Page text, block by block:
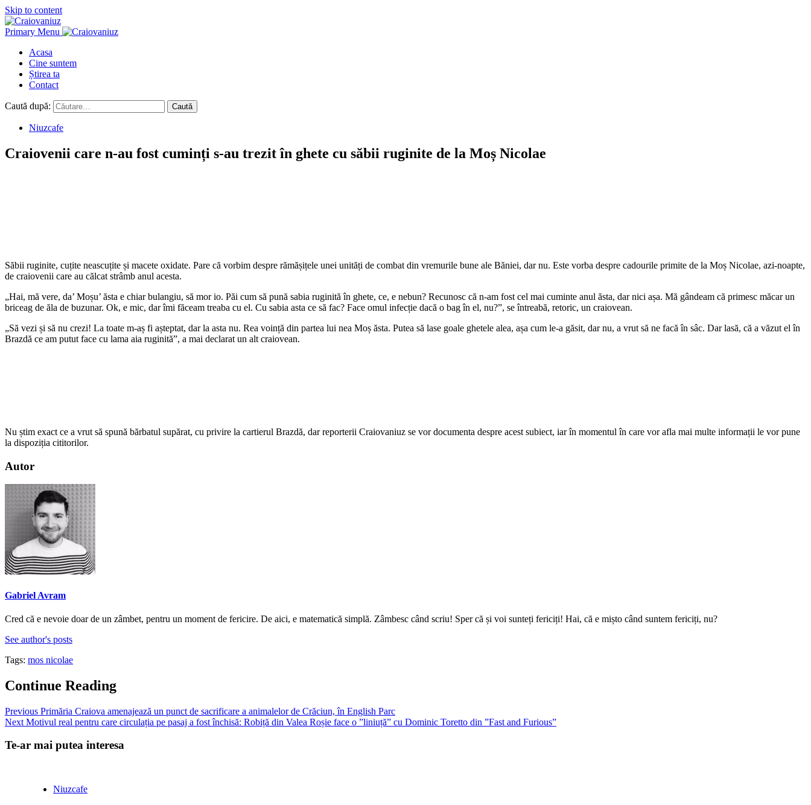
Skip to content
Primary Menu
Acasa
Cine suntem
Știrea ta
Contact
Caută după:
Niuzcafe
Craiovenii care n-au fost cuminți s-au trezit în ghete cu săbii ruginite de la Moș Nicolae
Săbii ruginite, cuțite neascuțite și macete oxidate. Pare că vorbim despre rămășițele unei unități de combat din vremurile bune ale Băniei, dar nu. Este vorba despre cadourile primite de la Moș Nicolae, azi-noapte,
de craiovenii care au călcat strâmb anul acesta.
„Hai, mă vere, da’ Moșu’ ăsta e chiar bulangiu, să mor io. Păi cum să pună sabia ruginită în ghete, ce, e nebun? Recunosc că n-am fost cel mai cuminte anul ăsta, dar nici așa. Mă gândeam că primesc măcar un
briceag de ăla de buzunar. Ok, e mic, dar îmi făceam treaba cu el. Cu sabia asta ce să fac? Face omul infecție dacă o bag în el, nu?”, se întreabă, retoric, un craiovean.
„Să vezi și să nu crezi! La toate m-aș fi așteptat, dar la asta nu. Rea voință din partea lui nea Moș ăsta. Putea să lase goale ghetele alea, așa cum le-a găsit, dar nu, a vrut să ne facă în sâc. Dar lasă, că a văzut el în
Brazdă ce am putut face cu lama aia ruginită”, a mai declarat un alt craiovean.
Nu știm exact ce a vrut să spună bărbatul supărat, cu privire la cartierul Brazdă, dar reporterii Craiovaniuz se vor documenta despre acest subiect, iar în momentul în care vor afla mai multe informații le vor pune
la dispoziția cititorilor.
Autor
Gabriel Avram
Cred că e nevoie doar de un zâmbet, pentru un moment de fericire. De aici, e matematică simplă. Zâmbesc când scriu! Sper că și voi sunteți fericiți! Hai, că e mișto când suntem fericiți, nu?
See author's posts
Tags: mos nicolae
Continue Reading
Previous Primăria Craiova amenajează un punct de sacrificare a animalelor de Crăciun, în English Parc
Next Motivul real pentru care circulația pe pasaj a fost închisă: Robiță din Valea Roșie face o ”liniuță” cu Dominic Toretto din ”Fast and Furious”
Te-ar mai putea interesa
Niuzcafe